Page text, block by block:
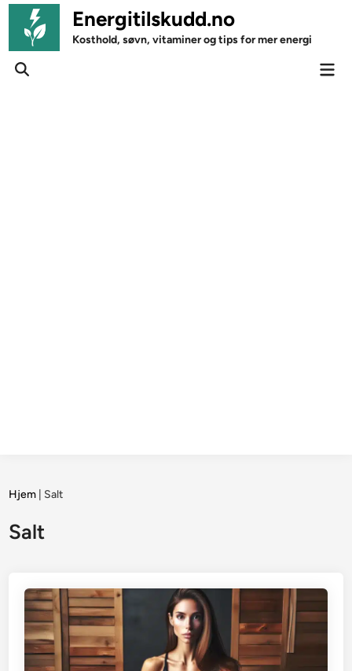
Skip
content
Energitilskudd.no
Kosthold, søvn, vitaminer og tips for mer energi
Open
Hjem Salt
Salt